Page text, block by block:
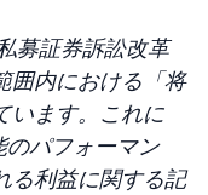
募証券訴訟改革
囲内における「将
います。これに
パフォーマン
る利益に関する記